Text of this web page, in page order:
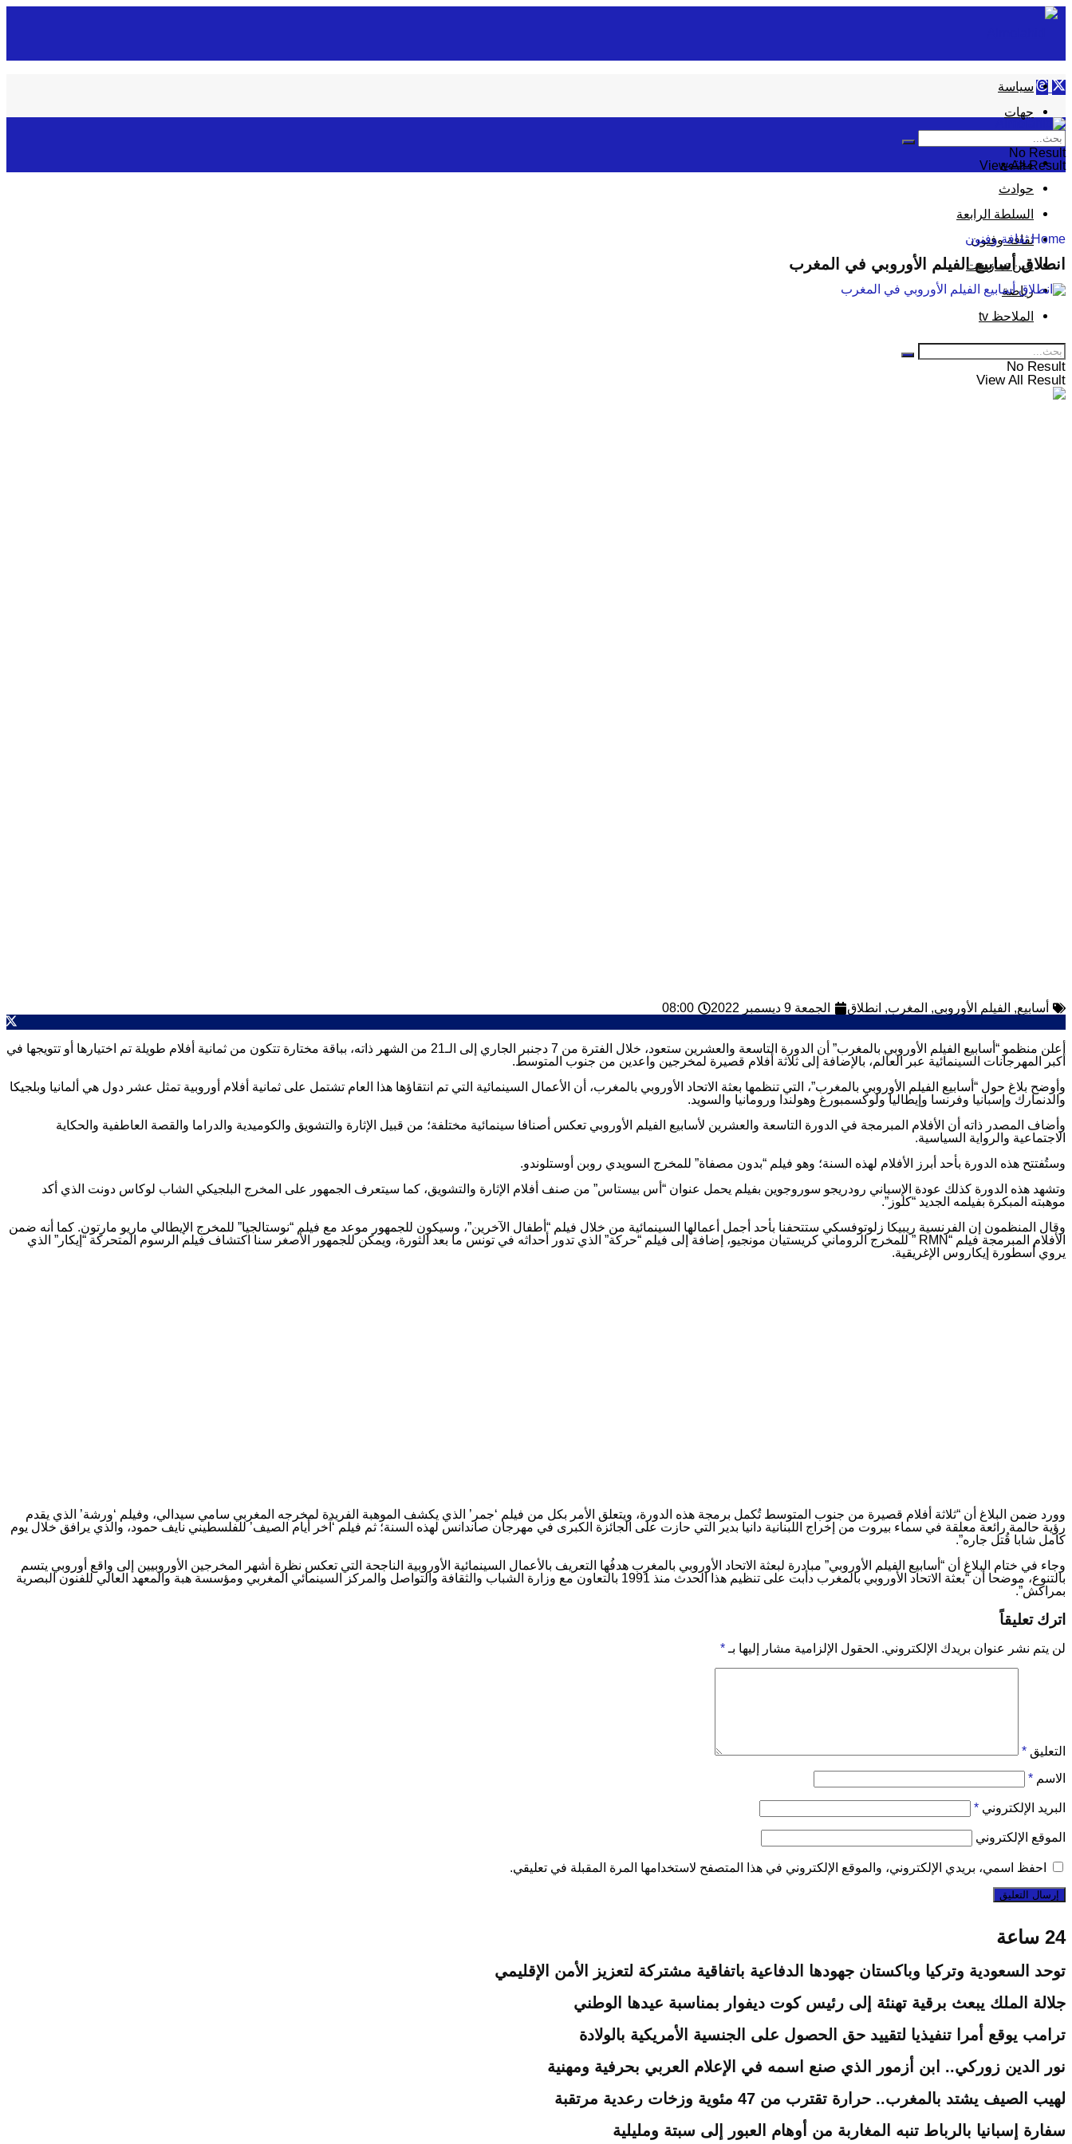
سياسة
جهات
مجتمع
حوادث
السلطة الرابعة
ثقافة وفنون
عين تمازيغت
رياضة
الملاحظ tv
No Result
View All Result
No Result
View All Result
Home ثقافة وفنون
انطلاق أسابيع الفيلم الأوروبي في المغرب
أسابيع, الفيلم الأوروبي, المغرب, انطلاق الجمعة 9 ديسمبر 2022 08:00
أعلن منظمو “أسابيع الفيلم الأوروبي بالمغرب” أن الدورة التاسعة والعشرين ستعود، خلال الفترة من 7 دجنبر الجاري إلى الـ21 من الشهر ذاته، بباقة مختارة تتكون من ثمانية أفلام طويلة تم اختيارها أو تتويجها في
أكبر المهرجانات السينمائية عبر العالم، بالإضافة إلى ثلاثة أفلام قصيرة لمخرجين واعدين من جنوب المتوسط.
وأوضح بلاغ حول “أسابيع الفيلم الأوروبي بالمغرب”، التي تنظمها بعثة الاتحاد الأوروبي بالمغرب، أن الأعمال السينمائية التي تم انتقاؤها هذا العام تشتمل على ثمانية أفلام أوروبية تمثل عشر دول هي ألمانيا وبلجيكا
والدنمارك وإسبانيا وفرنسا وإيطاليا ولوكسمبورغ وهولندا ورومانيا والسويد.
وأضاف المصدر ذاته أن الأفلام المبرمجة في الدورة التاسعة والعشرين لأسابيع الفيلم الأوروبي تعكس أصنافا سينمائية مختلفة؛ من قبيل الإثارة والتشويق والكوميدية والدراما والقصة العاطفية والحكاية
الاجتماعية والرواية السياسية.
وستُفتتح هذه الدورة بأحد أبرز الأفلام لهذه السنة؛ وهو فيلم “بدون مصفاة” للمخرج السويدي روبن أوستلوندو.
وتشهد هذه الدورة كذلك عودة الإسباني رودريجو سوروجوين بفيلم يحمل عنوان “أس بيستاس” من صنف أفلام الإثارة والتشويق، كما سيتعرف الجمهور على المخرج البلجيكي الشاب لوكاس دونت الذي أكد
موهبته المبكرة بفيلمه الجديد “كلوز”.
وقال المنظمون إن الفرنسية ريبيكا زلوتوفسكي ستتحفنا بأحد أجمل أعمالها السينمائية من خلال فيلم “أطفال الآخرين”، وسيكون للجمهور موعد مع فيلم “نوستالجيا” للمخرج الإيطالي ماريو مارتون. كما أنه ضمن
الأفلام المبرمجة فيلم “RMN ” للمخرج الروماني كريستيان مونجيو، إضافة إلى فيلم “حركة” الذي تدور أحداثه في تونس ما بعد الثورة، ويمكن للجمهور الأصغر سنا اكتشاف فيلم الرسوم المتحركة “إيكار” الذي
يروي أسطورة إيكاروس الإغريقية.
وورد ضمن البلاغ أن “ثلاثة أفلام قصيرة من جنوب المتوسط تُكمل برمجة هذه الدورة، ويتعلق الأمر بكل من فيلم ‘جمر’ الذي يكشف الموهبة الفريدة لمخرجه المغربي سامي سيدالي، وفيلم ‘ورشة’ الذي يقدم
رؤية حالمة رائعة معلقة في سماء بيروت من إخراج اللبنانية دانيا بدير التي حازت على الجائزة الكبرى في مهرجان صاندانس لهذه السنة؛ ثم فيلم ‘آخر أيام الصيف’ للفلسطيني نايف حمود، والذي يرافق خلال يوم
كامل شابا قُتل جاره”.
وجاء في ختام البلاغ أن “أسابيع الفيلم الأوروبي” مبادرة لبعثة الاتحاد الأوروبي بالمغرب هدفُها التعريف بالأعمال السينمائية الأوروبية الناجحة التي تعكس نظرة أشهر المخرجين الأوروبيين إلى واقع أوروبي يتسم
بالتنوع، موضحا أن “بعثة الاتحاد الأوروبي بالمغرب دأبت على تنظيم هذا الحدث منذ 1991 بالتعاون مع وزارة الشباب والثقافة والتواصل والمركز السينمائي المغربي ومؤسسة هبة والمعهد العالي للفنون البصرية
بمراكش”.
اترك تعليقاً
لن يتم نشر عنوان بريدك الإلكتروني. الحقول الإلزامية مشار إليها بـ *
التعليق *
الاسم *
البريد الإلكتروني *
الموقع الإلكتروني
احفظ اسمي، بريدي الإلكتروني، والموقع الإلكتروني في هذا المتصفح لاستخدامها المرة المقبلة في تعليقي.
24 ساعة
توحد السعودية وتركيا وباكستان جهودها الدفاعية باتفاقية مشتركة لتعزيز الأمن الإقليمي
جلالة الملك يبعث برقية تهنئة إلى رئيس كوت ديفوار بمناسبة عيدها الوطني
ترامب يوقع أمرا تنفيذيا لتقييد حق الحصول على الجنسية الأمريكية بالولادة
نور الدين زوركي.. ابن أزمور الذي صنع اسمه في الإعلام العربي بحرفية ومهنية
لهيب الصيف يشتد بالمغرب.. حرارة تقترب من 47 مئوية وزخات رعدية مرتقبة
سفارة إسبانيا بالرباط تنبه المغاربة من أوهام العبور إلى سبتة ومليلية